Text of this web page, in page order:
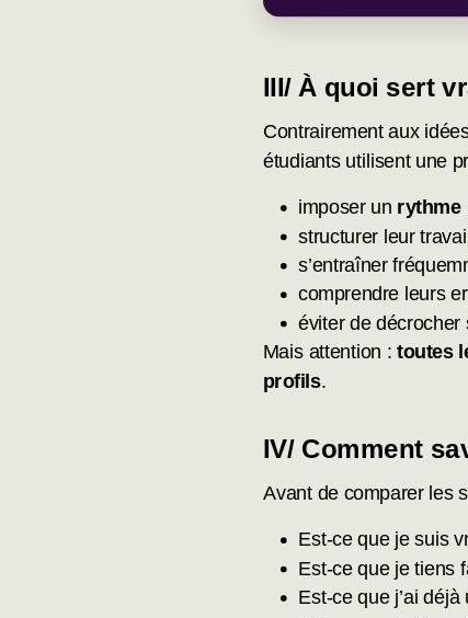
III/ À quoi sert
Contrairement aux
étudiants utilisent une
imposer un rythme
structurer leur
s’entraîner
comprendre leurs
éviter de décrocher
Mais attention :toutes
profils.
IV/ Comment
Avant de comparer les
Est-ce que je suis
Est-ce que je tiens
Est-ce que j’ai